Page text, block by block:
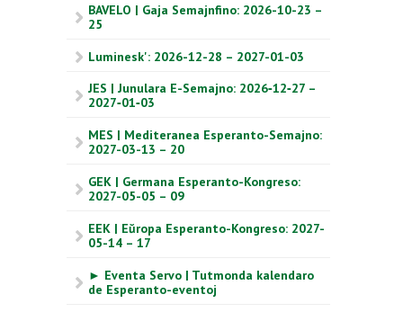
BAVELO | Gaja Semajnfino: 2026-10-23 –
25
Luminesk': 2026-12-28 – 2027-01-03
JES | Junulara E-Semajno: 2026‑12‑27 –
2027‑01‑03
MES | Mediteranea Esperanto-Semajno:
2027-03-13 – 20
GEK | Germana Esperanto-Kongreso:
2027-05-05 – 09
EEK | Eŭropa Esperanto-Kongreso: 2027-
05-14 – 17
► Eventa Servo | Tutmonda kalendaro
de Esperanto-eventoj